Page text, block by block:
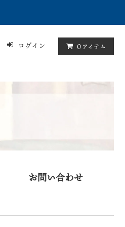
ログイン 0 アイテム
お問い合わせ